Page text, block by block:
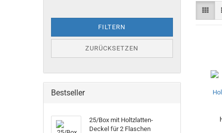
FILTERN
ZURÜCKSETZEN
Bestseller
25/Box mit Holtzlatten-
Deckel für 2 Flaschen